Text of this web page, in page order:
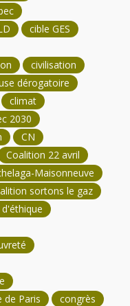
cible GES
civilisation
dérogatoire
climat
2030
CN
Coalition 22 avril
Maisonneuve
sortons le gaz
de Paris
congrès